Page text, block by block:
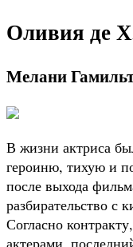
Оливия де
Мелани
В жизни актриса
героиню, тихую и
после выхода
разбирательство с
Согласно
актерами,